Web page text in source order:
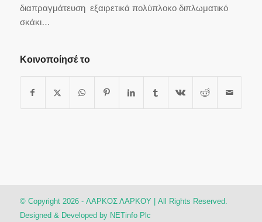
διαπραγμάτευση εξαιρετικά πολύπλοκο διπλωματικό
σκάκι…
Κοινοποίησέ το
© Copyright 2026 - ΛΑΡΚΟΣ ΛΑΡΚΟΥ | All Rights Reserved.
Designed & Developed by NETinfo Plc